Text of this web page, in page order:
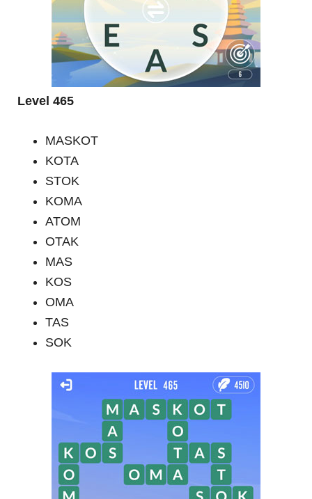
Level 465
MASKOT
KOTA
STOK
KOMA
ATOM
OTAK
MAS
KOS
OMA
TAS
SOK